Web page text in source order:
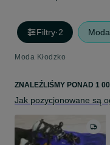
Filtry·2 Moda
Moda Kłodzko
ZNALEŹLIŚMY PONAD 1
Jak pozycjonowane są